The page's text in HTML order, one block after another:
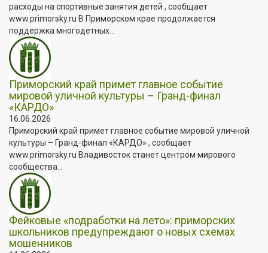
расходы на спортивные занятия детей , сообщает
www.primorsky.ru В Приморском крае продолжается
поддержка многодетных...
Приморский край примет главное событие
мировой уличной культуры – Гранд-финал
«КАРДО»
16.06.2026
Приморский край примет главное событие мировой уличной
культуры – Гранд-финал «КАРДО» , сообщает
www.primorsky.ru Владивосток станет центром мирового
сообщества...
Фейковые «подработки на лето»: приморских
школьников предупреждают о новых схемах
мошенников